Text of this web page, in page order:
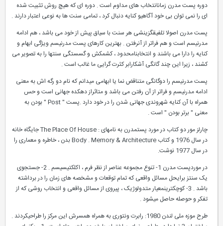
دوره پست مدرن زمانانتخاب های مداوم است . دوره ای که هیچ روش تثبیت شده
ای را نمی توان بی خود آگاهیو کنایه دنبال کرد ، تمامی سنت ها به نوعی اعتبار دارند .
پست مدرن اصولا تلفیقگزینشی هر سنت با سیاق پیش از خود می باشد ، هم ادامه
مدرنیسم است و هم فراتر از آنرفتن . بهترین کارهای پست مدرنیسم ویژگی ابهام و
کنایه را دارا می باشند و انتخابنامحدود ، کشمکش و گسستگی سنتها را به تصویر می
کشند ، زیرا این چند گانگی آشکارابر کثرت گرایی ما غالب است .
پست مدرنیسم را دوگانگی متناقض نما یا ابهامی میدانم که نام دو رگه اش به معنی
ادامه مدرنیسم و فراتر از آن رفتن می باشد و متاثراز دهکده جهانی است و حس
همراه با آن کنایه شهروندی جهانی شدن را در خود دارد .پست " Post " بودن به
معنی " برتر بودن " است .
چارلز مور دو کتاب در مورد پستمدرن به نامهای : The Place Of House جایگاه خانه
در سال 1976 و کتاب Body . Memory & Architecture بدن ، خاطره و معماری را
در سال 1977 نوشت.
در موردپست مدرن 1- تنوع مجموعه عناصر از نظر فرم ، اکلکتیسیسم . 2- جستجوی
یک سنتز برایحل مسائل واقعی که تمام توقعات و مشخصه های زمان را در برداشته
باشد . 3- کوچکترینمعیار متدولوژیک ، پیروی از مسائل واقعی و انتخاب روشی که از
تفکر و حوصله حاصل میشود .
طرح موزه ملی لندن 1980: رابرت ونتوری به همراه همسرش این مرکز را طراحیکردند .